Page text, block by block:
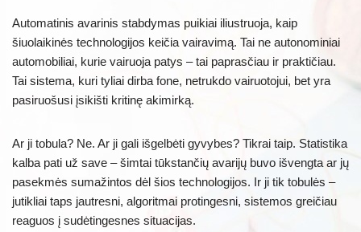
Automatinis avarinis stabdymas puikiai iliustruoja, kaip
šiuolaikinės technologijos keičia vairavimą. Tai ne autonominiai
automobiliai, kurie vairuoja patys – tai paprasčiau ir praktičiau.
Tai sistema, kuri tyliai dirba fone, netrukdo vairuotojui, bet yra
pasiruošusi įsikišti kritinę akimirką.
Ar ji tobula? Ne. Ar ji gali išgelbėti gyvybes? Tikrai taip. Statistika
kalba pati už save – šimtai tūkstančių avarijų buvo išvengta ar jų
pasekmės sumažintos dėl šios technologijos. Ir ji tik tobulės –
jutikliai taps jautresni, algoritmai protingesni, sistemos greičiau
reaguos į sudėtingesnes situacijas.